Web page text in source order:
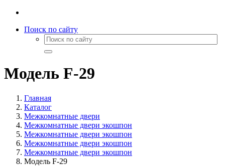
Поиск по сайту
Модель F-29
Главная
Каталог
Межкомнатные двери
Межкомнатные двери экошпон
Межкомнатные двери экошпон
Межкомнатные двери экошпон
Межкомнатные двери экошпон
Модель F-29